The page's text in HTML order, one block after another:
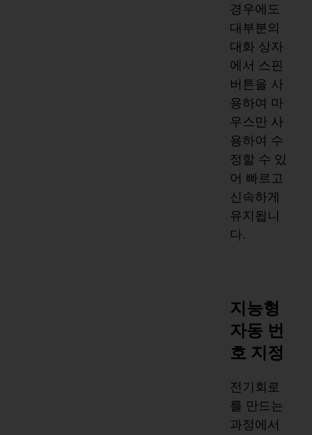
경우에도
대부분의
대화 상자
에서 스핀
버튼을 사
용하여 마
우스만 사
용하여 수
정할 수 있
어 빠르고
신속하게
유지됩니
다.
지능형
자동 번
호 지정
전기회로
를 만드는
과정에서